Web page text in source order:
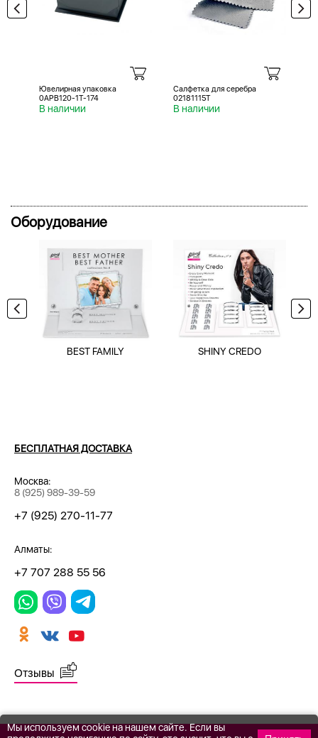
Ювелирная упаковка
0APB120-1T-174
В наличии
Салфетка для серебра
02181115T
В наличии
Оборудование
BEST FAMILY SHINY CREDO
БЕСПЛАТНАЯ ДОСТАВКА
Москва:
8 (925) 989-39-59
+7 (925) 270-11-77
Алматы:
+7 707 288 55 56
Отзывы
Мы используем cookie на нашем сайте. Если вы